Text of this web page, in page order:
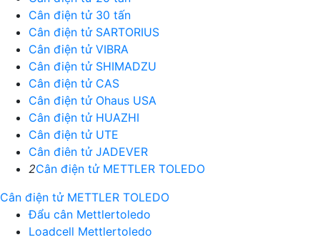
Cân điện tử 30 tấn
Cân điện tử SARTORIUS
Cân điện tử VIBRA
Cân điện tử SHIMADZU
Cân điện tử CAS
Cân điện tử Ohaus USA
Cân điện tử HUAZHI
Cân điện tử UTE
Cân điên tử JADEVER
2Cân điện tử METTLER TOLEDO
Cân điện tử METTLER TOLEDO
Đẩu cân Mettlertoledo
Loadcell Mettlertoledo